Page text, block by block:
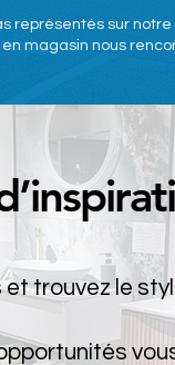
représentés sur
magasin nous
trouvez le